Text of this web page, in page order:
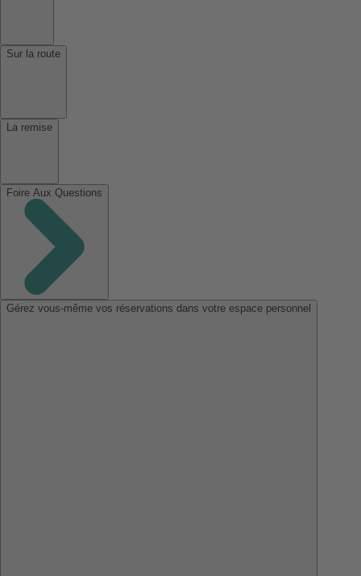
Sur la route
La remise
Foire Aux Questions
Gérez vous-même vos réservations dans votre espace personnel